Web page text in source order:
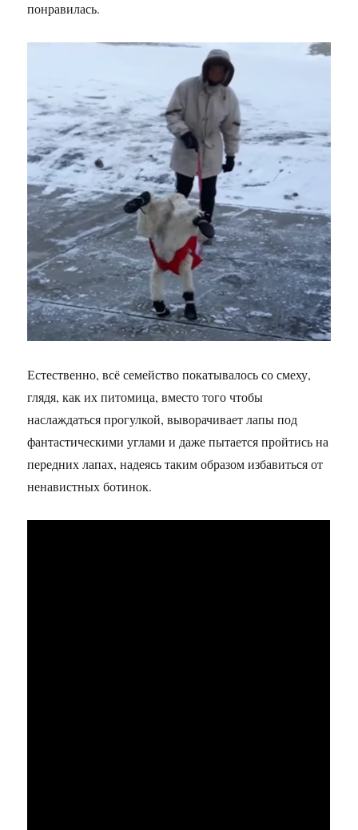
понравилась.
Естественно, всё семейство покатывалось со смеху,
глядя, как их питомица, вместо того чтобы
наслаждаться прогулкой, выворачивает лапы под
фантастическими углами и даже пытается пройтись на
передних лапах, надеясь таким образом избавиться от
ненавистных ботинок.